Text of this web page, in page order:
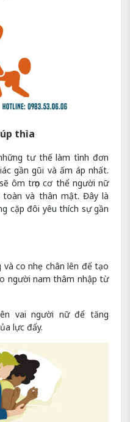
thìa
tư thế làm tình đơn
gần gũi và ấm áp nhất.
ôm trọn cơ thể người nữ
và thân mật. Đây là
cặp đôi yêu thích sự gần
và co nhẹ chân lên để tạo
người nam thâm nhập từ
vai người nữ để tăng
lực đẩy.